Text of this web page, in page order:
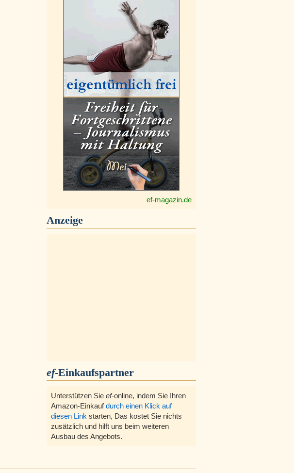
ef-magazin.de
Anzeige
ef-Einkaufspartner
Unterstützen Sie ef-online, indem Sie Ihren
Amazon-Einkaufdurch einen Klick auf
diesen Link starten, Das kostet Sie nichts
zusätzlich und hilft uns beim weiteren
Ausbau des Angebots.